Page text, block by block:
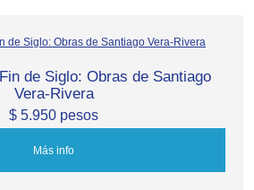
de Siglo: Obras de Santiago
Vera-Rivera
$ 5.950 pesos
Más info